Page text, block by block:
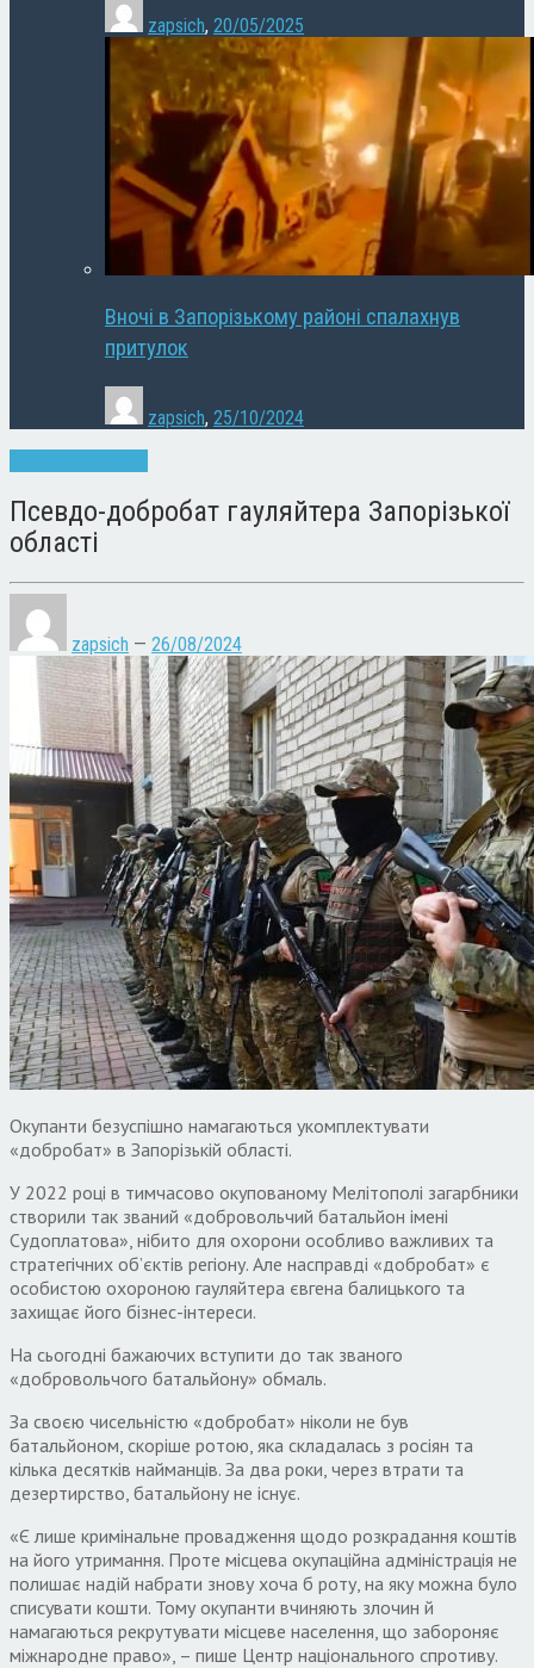
zapsich, 20/05/2025
Вночі в Запорізькому районі спалахнув
притулок
zapsich, 25/10/2024
Псевдо-добробат гауляйтера Запорізької
області
zapsich — 26/08/2024
Окупанти безуспішно намагаються укомплектувати
«добробат» в Запорізькій області.
У 2022 році в тимчасово окупованому Мелітополі загарбники
створили так званий «добровольчий батальйон імені
Судоплатова», нібито для охорони особливо важливих та
стратегічних об’єктів регіону. Але насправді «добробат» є
особистою охороною гауляйтера євгена балицького та
захищає його бізнес-інтереси.
На сьогодні бажаючих вступити до так званого
«добровольчого батальйону» обмаль.
За своєю чисельністю «добробат» ніколи не був
батальйоном, скоріше ротою, яка складалась з росіян та
кілька десятків найманців. За два роки, через втрати та
дезертирство, батальйону не існує.
«Є лише кримінальне провадження щодо розкрадання коштів
на його утримання. Проте місцева окупаційна адміністрація не
полишає надій набрати знову хоча б роту, на яку можна було
списувати кошти. Тому окупанти вчиняють злочин й
намагаються рекрутувати місцеве населення, що забороняє
міжнародне право», – пише Центр національного спротиву.